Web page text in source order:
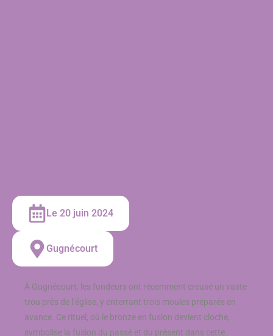
Le 20 juin 2024
Gugnécourt
À Gugnécourt, les fondeurs ont récemment creusé un vaste
trou près de l’église, y enterrant trois moules préparés en
avance. Ce rituel, où le bronze en fusion devient cloche,
symbolise la fusion du passé et du présent dans cette